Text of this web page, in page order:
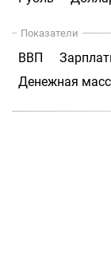
Показатели
ВВП
Денежная